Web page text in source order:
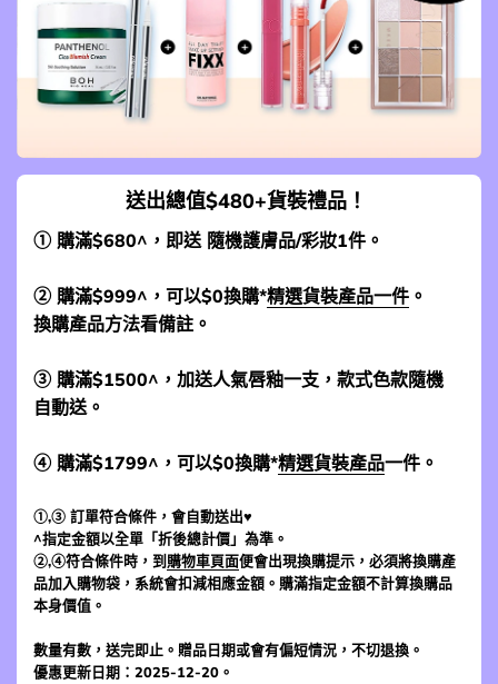
送出總值$480+貨裝禮品！
① 購滿$680^，即送 隨機護膚品/彩妝1件。
② 購滿$999^，可以$0換購*精選貨裝產品一件 。
換購產品方法看備註。
③ 購滿$1500^，加送人氣唇釉一支，款式色款隨機
自動送。
④ 購滿$1799^，可以$0換購*精選貨裝產品一件。
①,③ 訂單符合條件，會自動送出♥
^指定金額以全單「折後總計價」為準。
②,④符合條件時，到購物車頁面便會出現換購提示，必須將換購產
品加入購物袋，系統會扣減相應金額。購滿指定金額不計算換購品
本身價值。
數量有數，送完即止。贈品日期或會有偏短情況，不切退換。
優惠更新日期：2025-12-20。